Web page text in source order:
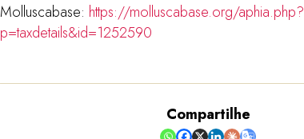
Molluscabase: https://molluscabase.org/aphia.php?
p=taxdetails&id=1252590
Compartilhe